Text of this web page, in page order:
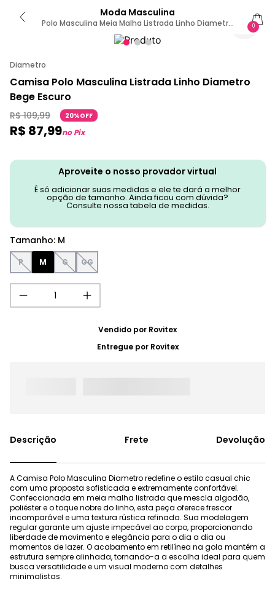
Moda Masculina
Polo Masculina Meia Malha Listrada Linho Diametro
Marrom M / Marrom
0
Diametro
Camisa Polo Masculina Listrada Linho Diametro
Bege Escuro
R$ 109,99 20%OFF
R$ 87,99no Pix
Aproveite o nosso provador virtual
É só adicionar suas medidas e ele te dará a melhor
opção de tamanho. Ainda ficou com dúvida?
Consulte nossa tabela de medidas.
Tamanho: M
P M G GG
Vendido por Rovitex
Entregue por Rovitex
Frete Devolução
A Camisa Polo Masculina Diametro redefine o estilo casual chic
com uma proposta sofisticada e extremamente confortável.
Confeccionada em meia malha listrada que mescla algodão,
poliéster e o toque nobre do linho, esta peça oferece frescor
incomparável e uma textura rústica refinada. Sua modelagem
regular garante um ajuste impecável ao corpo, proporcionando
liberdade de movimento e elegância para o dia a dia ou
momentos de lazer. O acabamento em retilínea na gola mantém a
estrutura sempre alinhada, tornando-a a escolha ideal para quem
busca versatilidade e um visual moderno com detalhes
minimalistas.